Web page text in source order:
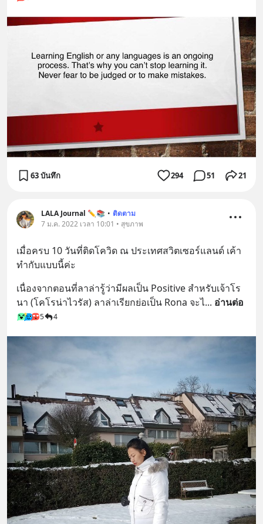
63 บันทึก 294 51 21
LALA Journal ✏️📚 • ติดตาม
7 ม.ค. 2022 เวลา 10:01 • สุขภาพ
เมื่อครบ 10 วันที่ติดโควิด ณ ประเทศสวิตเซอร์แลนด์ เค้า
ทำกับแบบนี้ค่ะ
เนื่องจากตอนที่ลาล่ารู้ว่ามีผลเป็น Positive สำหรับเจ้าโร
นา (โคโรน่าไวรัส) ลาล่าเรียกย่อเป็น Rona จะไ... อ่านต่อ
5 4